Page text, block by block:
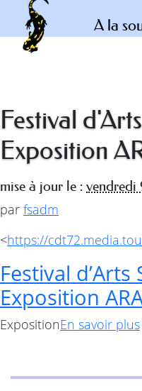
A la
Festival
Exposition
mise à jour le : vendredi
par fsadm
<https://
Festival d’Arts
Exposition
ExpositionEn savoir plus